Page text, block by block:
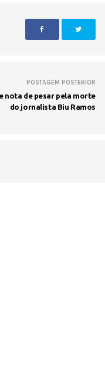
POSTAGEM POSTERIOR
nota de pesar pela morte
do jornalista Biu Ramos